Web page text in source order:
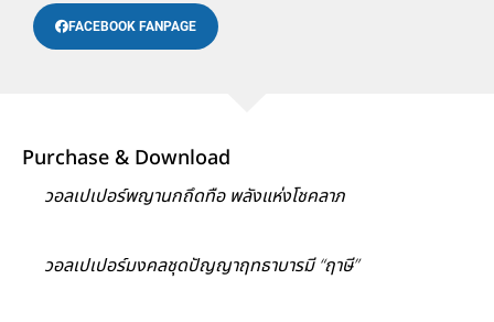
FACEBOOK FANPAGE
Purchase & Download
วอลเปเปอร์พญานกถึดทือ พลังแห่งโชคลาภ
วอลเปเปอร์มงคลชุดปัญญาฤทธาบารมี “ฤาษี”